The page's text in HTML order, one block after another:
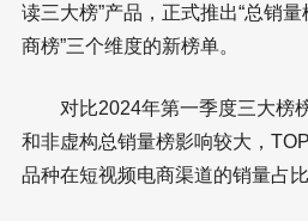
读三大榜”产品，正式推出“总销量
商榜”三个维度的新榜单。
对比2024年第一季度三大榜
和非虚构总销量榜影响较大，
品种在短视频电商渠道的销量占比